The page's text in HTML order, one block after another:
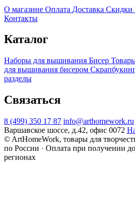
О магазине Оплата Доставка Скидки
Контакты
Каталог
Наборы для вышивания Бисер
для вышивания бисером
разделы
Связаться
8 (499) 350 17 87 info@arthomework.ru
Варшавское шоссе, д.42, офис 0072
© ArtHomeWork, товары для
по России · Оплата при получении
регионах